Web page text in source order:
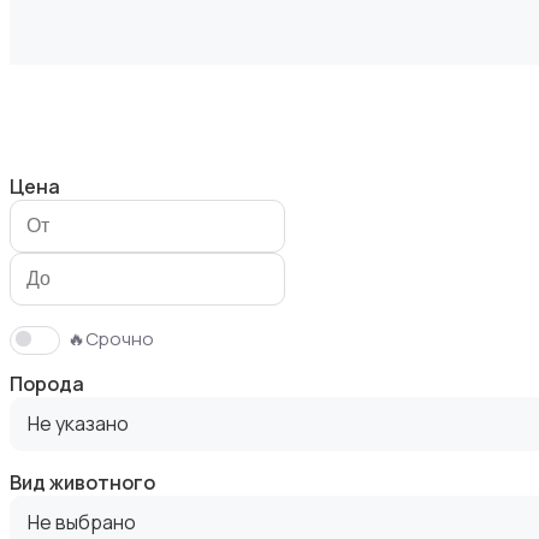
Птицы
Грызуны
Цена
🔥Срочно
Порода
Не указано
Вид животного
Не выбрано